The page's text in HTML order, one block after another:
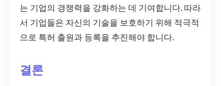
는 기업의 경쟁력을 강화하는 데 기여합니다. 따라
서 기업들은 자신의 기술을 보호하기 위해 적극적
으로 특허 출원과 등록을 추진해야 합니다.
결론